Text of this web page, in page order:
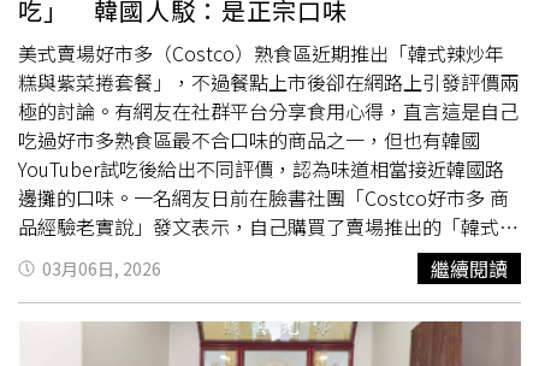
雨的由來，民間相傳黃帝於春末時，向所有天下百姓與丞相
宣布倉頡造字完成，在這一天下了一場不平凡的雨，也降下
很多穀米，後人將此日定為穀雨，用來紀念古人聖功，倉頡
死後有人將此穀雨日用來祭拜倉頡，也叫「穀雨節」。◎民
俗信仰僅供參考，請勿過度迷信！
吃」 韓國人駁：是正宗口味
美式賣場好市多（Costco）熟食區近期推出「韓式辣炒年
糕與紫菜捲套餐」，不過餐點上市後卻在網路上引發評價兩
極的討論。有網友在社群平台分享食用心得，直言這是自己
吃過好市多熟食區最不合口味的商品之一，但也有韓國
YouTuber試吃後給出不同評價，認為味道相當接近韓國路
邊攤的口味。一名網友日前在臉書社團「Costco好市多 商
品經驗老實說」發文表示，自己購買了賣場推出的「韓式辣
炒年糕與紫菜捲套餐」，實際品嚐後感到相當失望，「真的
超級！無敵！難吃！」他指出，餐點中的年糕口感過於軟
爛，而紫菜捲吃起來既不酥脆，也帶有類似蒟蒻的口感，整
體風味與預期落差較大，認為只有甜不辣還算可以接受。貼
03月06日, 2026 繼續閱讀